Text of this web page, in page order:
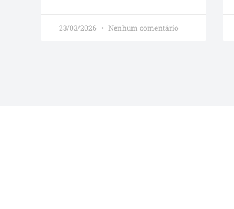
23/03/2026 Nenhum comentário